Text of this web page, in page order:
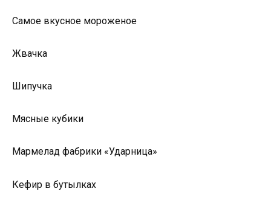
Самое вкусное мороженое
Жвачка
Шипучка
Мясные кубики
Мармелад фабрики «Ударница»
Кефир в бутылках